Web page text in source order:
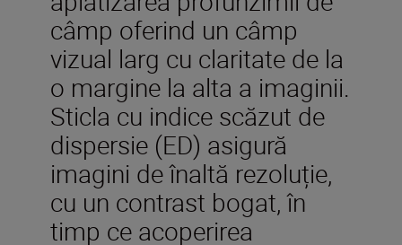
câmp oferind un câmp
vizual larg cu claritate de la
o margine la alta a imaginii.
Sticla cu indice scăzut de
dispersie (ED) asigură
imagini de înaltă rezoluție,
cu un contrast bogat, în
timp ce acoperirea